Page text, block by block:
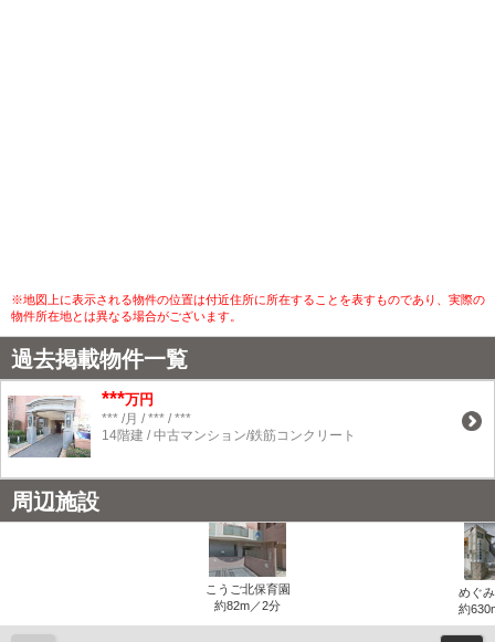
※地図上に表示される物件の位置は付近住所に所在することを表すものであり、実際の
物件所在地とは異なる場合がございます。
過去掲載物件一覧
***万円
*** /月 / *** / ***
14階建 / 中古マンション/鉄筋コンクリート
周辺施設
こうご北保育園
約82m／2分
めぐ
約